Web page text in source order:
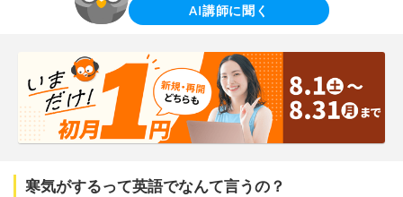
AI講師に聞く
寒気がするって英語でなんて言うの？